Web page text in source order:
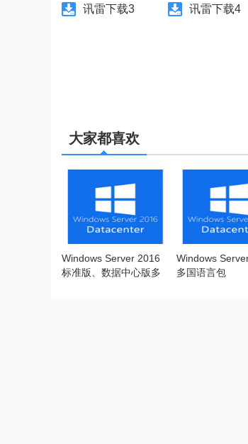
讯雷下载3 讯雷下载4
大家都喜欢
Windows Server 2016
标准版、数据中心版多
Windows
多国语言包